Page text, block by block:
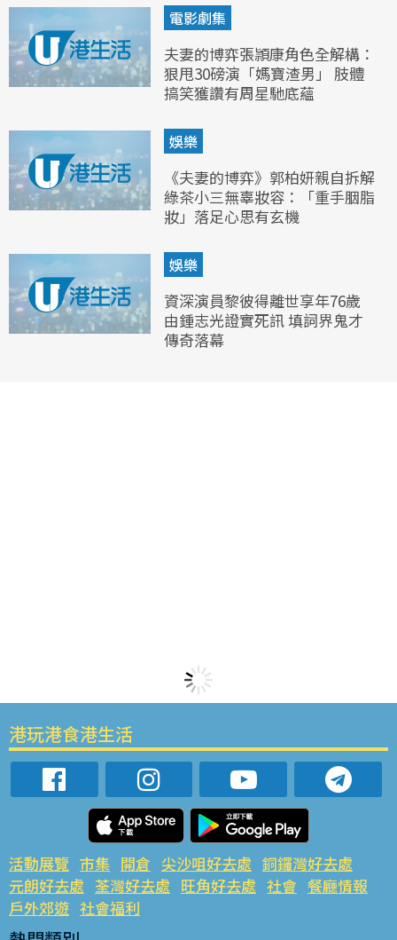
電影劇集
夫妻的博弈張頴康角色全解構：
狠甩30磅演「媽寶渣男」 肢體
搞笑獲讚有周星馳底蘊
娛樂
《夫妻的博弈》郭柏妍親自拆解
綠茶小三無辜妝容：「重手胭脂
妝」落足心思有玄機
娛樂
資深演員黎彼得離世享年76歲
由鍾志光證實死訊 填詞界鬼才
傳奇落幕
港玩港食港生活
活動展覽 市集 開倉 尖沙咀好去處 銅鑼灣好去處
元朗好去處 荃灣好去處 旺角好去處 社會 餐廳情報
戶外郊遊 社會福利